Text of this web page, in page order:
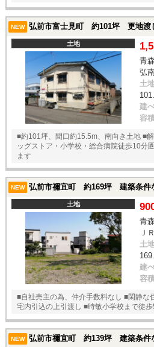
NEW 弘前市富士見町 約101坪 更地渡
土地
青
弘
土
建
容
■約101坪、間口約15.5m、南向き土地 ■
ッグストア・小学校・総合病院徒歩10分
ます
NEW 弘前市禰宜町 約169坪 建築条件なし
土地
青
Ｊ
土
建
容
■自社売主の為、仲介手数料なし ■閑静な
宅内引込の上引渡し ■時敏小学校まで徒
NEW 弘前市禰宜町 約139坪 建築条件なし